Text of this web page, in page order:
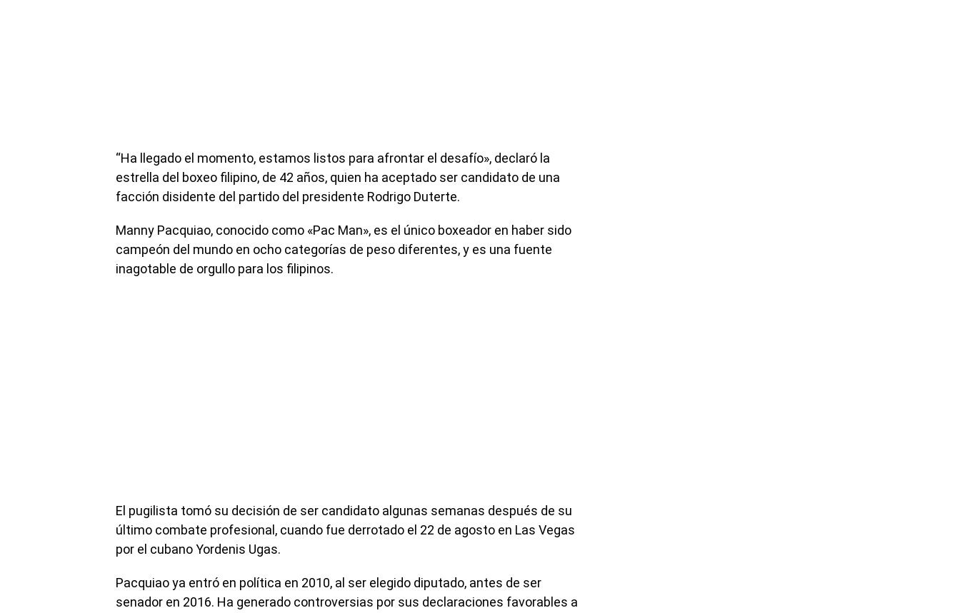
“Ha llegado el momento, estamos listos para afrontar el desafío», declaró la
estrella del boxeo filipino, de 42 años, quien ha aceptado ser candidato de una
facción disidente del partido del presidente Rodrigo Duterte.
Manny Pacquiao, conocido como «Pac Man», es el único boxeador en haber sido
campeón del mundo en ocho categorías de peso diferentes, y es una fuente
inagotable de orgullo para los filipinos.
El pugilista tomó su decisión de ser candidato algunas semanas después de su
último combate profesional, cuando fue derrotado el 22 de agosto en Las Vegas
por el cubano Yordenis Ugas.
Pacquiao ya entró en política en 2010, al ser elegido diputado, antes de ser
senador en 2016. Ha generado controversias por sus declaraciones favorables a